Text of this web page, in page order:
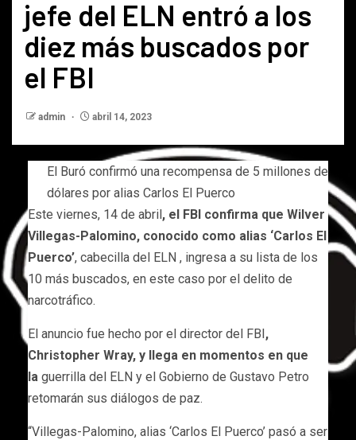
jefe del ELN entró a los
diez más buscados por
el FBI
admin abril 14, 2023
El Buró confirmó una recompensa de 5 millones de
dólares por alias Carlos El Puerco
Este viernes, 14 de abril, el FBI confirma que Wilver
Villegas-Palomino, conocido como alias ‘Carlos El
Puerco’, cabecilla del ELN , ingresa a su lista de los
10 más buscados, en este caso por el delito de
narcotráfico.
El anuncio fue hecho por el director del FBI,
Christopher Wray, y llega en momentos en que
la guerrilla del ELN y el Gobierno de Gustavo Petro
retomarán sus diálogos de paz.
“Villegas-Palomino, alias ‘Carlos El Puerco’ pasó a ser